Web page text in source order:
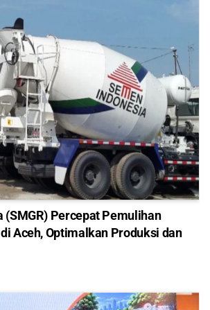
(SMGR) Percepat Pemulihan
Aceh, Optimalkan Produksi dan